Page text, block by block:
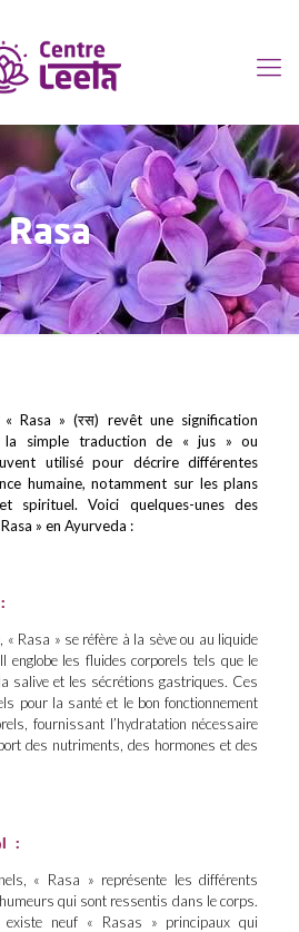
Rasa
Rasa » (रस) revêt une signification
la simple traduction de « jus » ou
utilisé pour décrire différentes
humaine, notamment sur les plans
spirituel. Voici quelques-unes des
» en Ayurveda :
« Rasa » se réfère à la sève ou au liquide
englobe les fluides corporels tels que le
salive et les sécrétions gastriques. Ces
pour la santé et le bon fonctionnement
fournissant l’hydratation nécessaire
des nutriments, des hormones et des
:
« Rasa » représente les différents
qui sont ressentis dans le corps.
existe neuf « Rasas » principaux qui